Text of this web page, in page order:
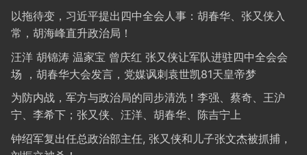
以拖待变，习近平提出四中全会人事：胡春华、张又侠入
常，胡海峰直升政治局！
汪洋 胡锦涛 温家宝 曾庆红 张又侠让军队进驻四中全会会
场 ，胡春华大会发言，党媒讽刺袁世凯81天皇帝梦
为防内战，军方与政治局的同步清洗！李强、蔡奇、王沪
宁、李希下；张又侠、汪洋、胡春华、陈吉宁上
钟绍军复出任总政治部主任, 张又侠和儿子张文杰被抓捕，